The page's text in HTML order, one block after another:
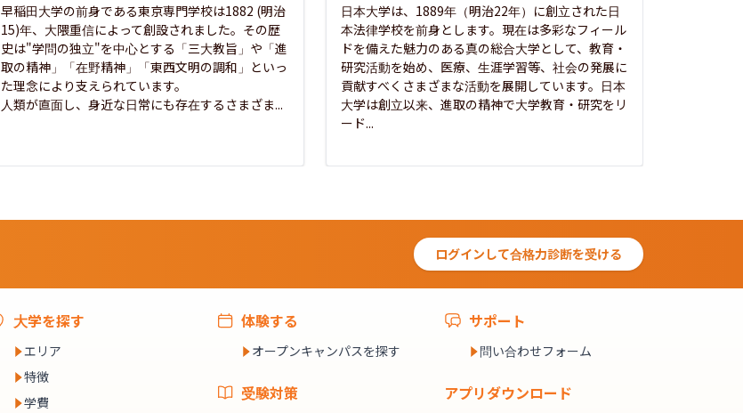
早稲田大学の前身である東京専門学校は1882 (明治
15)年、大隈重信によって創設されました。その歴
史は"学問の独立"を中心とする「三大教旨」や「進
取の精神」「在野精神」「東西文明の調和」といっ
た理念により支えられています。
人類が直面し、身近な日常にも存在するさまざま...
日本大学は、1889年（明治22年）に創立された日
本法律学校を前身とします。現在は多彩なフィール
ドを備えた魅力のある真の総合大学として、教育・
研究活動を始め、医療、生涯学習等、社会の発展に
貢献すべくさまざまな活動を展開しています。日本
大学は創立以来、進取の精神で大学教育・研究をリ
ード...
ログインして合格力診断を受ける
大学を探す
エリア
特徴
学費
体験する
オープンキャンパスを探す
受験対策
サポート
問い合わせフォーム
アプリダウンロード